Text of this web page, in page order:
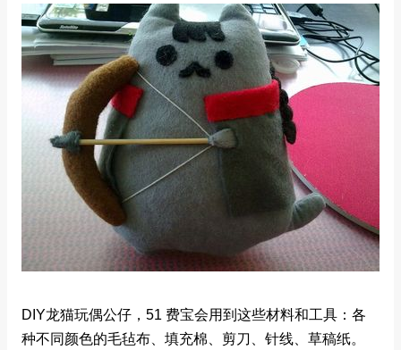
DIY龙猫玩偶公仔，51 费宝会用到这些材料和工具：各
种不同颜色的毛毡布、填充棉、剪刀、针线、草稿纸。